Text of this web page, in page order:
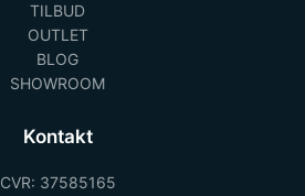
TILBUD
OUTLET
BLOG
SHOWROOM
Kontakt
CVR: 37585165